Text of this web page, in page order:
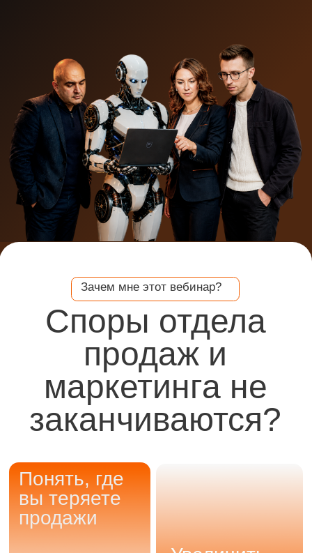
Споры отдела
продаж и
маркетинга не
заканчиваются?
Увеличить
конверсию из
лида в сделку
Понять, где
вы теряете
Найти ошибки менеджеров и
исправить их на основе
данных ИИ
Зачем мне этот вебинар?
продаж под контроль
с помощью ИИ
(звонки, CRM,
скорость)